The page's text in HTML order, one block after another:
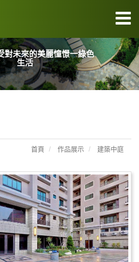
對未來的美麗憧憬一綠色
生活
首頁 作品展示 建築中庭